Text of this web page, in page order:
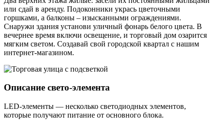
или сдай в аренду. Подоконники укрась цветочными
горшками, а балконы – изысканными ограждениями.
Снаружи здания установи уличный фонарь белого цвета. В
вечернее время включи освещение, и торговый дом озарится
мягким светом. Создавай свой городской квартал с нашим
интернет-магазином.
Описание свето-элемента
LED-элементы — несколько светодиодных элементов,
которые получают питание от основного блока.